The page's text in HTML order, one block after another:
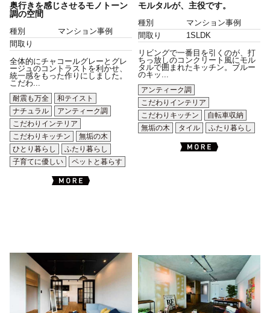
奥行きを感じさせるモノトーン
調の空間
種別
マンション事例
間取り
全体的にチャコールグレーとグレ
ージュのコントラストを利かせ、
統一感をもった作りにしました。
こだわ...
耐震も万全
和テイスト
ナチュラル
アンティーク調
こだわりインテリア
こだわりキッチン
無垢の木
ひとり暮らし
ふたり暮らし
子育てに優しい
ペットと暮らす
モルタルが、主役です。
種別
マンション事例
間取り
1SLDK
リビングで一番目を引くのが、打
ちっ放しのコンクリート風にモル
タルで囲まれたキッチン。ブルー
のキッ...
アンティーク調
こだわりインテリア
こだわりキッチン
自転車収納
無垢の木
タイル ふたり暮らし